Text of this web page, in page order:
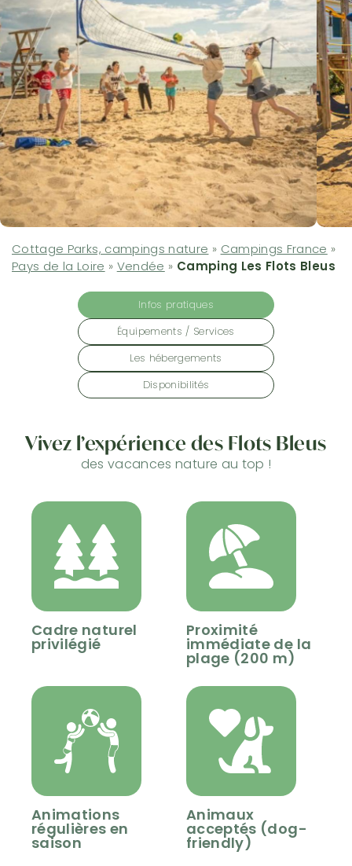
Cottage Parks, campings nature » Campings France »
Pays de la Loire » Vendée » Camping Les Flots Bleus
Infos pratiques
Équipements / Services
Les hébergements
Disponibilités
Vivez l’expérience des Flots Bleus
des vacances nature au top !
Cadre naturel
privilégié
Proximité
immédiate de la
plage (200 m)
Animations
régulières en
saison
Animaux
acceptés (dog-
friendly)